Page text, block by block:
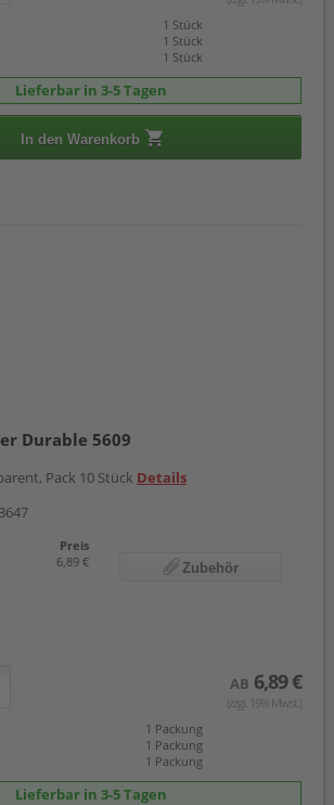
1 Stück
1 Stück
1 Stück
Lieferbar in 3-5 Tagen
In den Warenkorb
Durable 5609
Pack 10 Stück Details
Preis
6,89 € Zubehör
AB 6,89 €
(zzgl. 19% Mwst.)
1 Packung
1 Packung
1 Packung
Lieferbar in 3-5 Tagen